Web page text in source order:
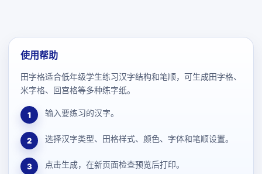
使用帮助
田字格适合低年级学生练习汉字结构和笔顺，可生成田字格、
米字格、回宫格等多种练字纸。
1 输入要练习的汉字。
2 选择汉字类型、田格样式、颜色、字体和笔顺设置。
3 点击生成，在新页面检查预览后打印。